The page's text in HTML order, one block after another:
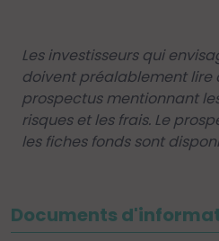
Les investisseurs qui
doivent préalablement lire
prospectus mentionnant
risques et les frais. Le
les fiches fonds sont
Documents